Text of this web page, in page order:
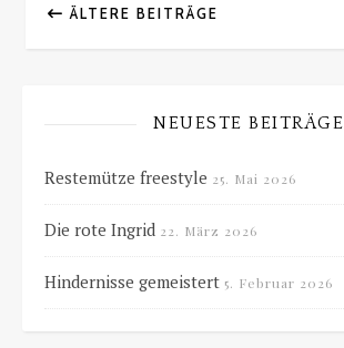
ÄLTERE BEITRÄGE
NEUESTE BEITRÄGE
Restemütze freestyle 25. Mai 2026
Die rote Ingrid 22. März 2026
Hindernisse gemeistert 5. Februar 2026